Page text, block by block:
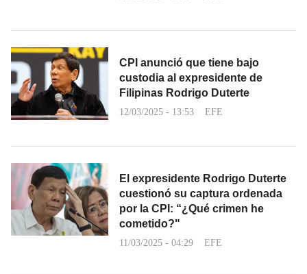
CPI anunció que tiene bajo
custodia al expresidente de
Filipinas Rodrigo Duterte
12/03/2025 - 13:53 EFE
El expresidente Rodrigo Duterte
cuestionó su captura ordenada
por la CPI: “¿Qué crimen he
cometido?"
11/03/2025 - 04:29 EFE